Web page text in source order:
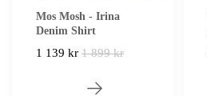
Mos Mosh - Irina
Denim Shirt
1 139 kr 1 899 kr